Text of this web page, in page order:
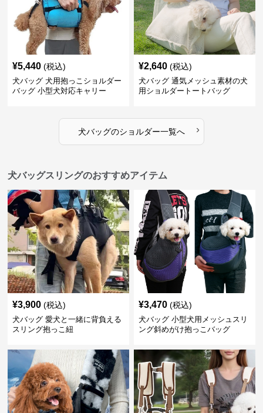
¥5,440 (税込)
犬バッグ 犬用抱っこショルダー
バッグ 小型犬対応キャリー
¥2,640 (税込)
犬バッグ 通気メッシュ素材の犬
用ショルダートートバッグ
犬バッグのショルダー一覧へ ›
犬バッグスリングのおすすめアイテム
¥3,900 (税込)
犬バッグ 愛犬と一緒に背負える
スリング抱っこ紐
¥3,470 (税込)
犬バッグ 小型犬用メッシュスリ
ング斜めがけ抱っこバッグ